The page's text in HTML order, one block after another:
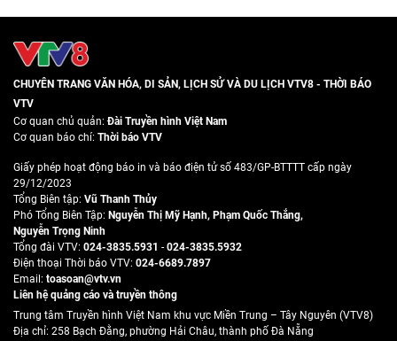
CHUYÊN TRANG VĂN HÓA, DI SẢN, LỊCH SỬ VÀ DU LỊCH VTV8 - THỜI BÁO
VTV
Cơ quan chủ quản:Đài Truyền hình Việt Nam
Cơ quan báo chí: Thời báo VTV
Giấy phép hoạt động báo in và báo điện tử số 483/GP-BTTTT cấp ngày
29/12/2023
Tổng Biên tập: Vũ Thanh Thủy
Phó Tổng Biên Tập: Nguyễn Thị Mỹ Hạnh, Phạm Quốc Thắng,
Nguyễn Trọng Ninh
Tổng đài VTV: 024-3835.5931 - 024-3835.5932
Ðiện thoại Thời báo VTV: 024-6689.7897
Email: toasoan@vtv.vn
Liên hệ quảng cáo và truyền thông
Trung tâm Truyền hình Việt Nam khu vực Miền Trung – Tây Nguyên (VTV8)
Địa chỉ: 258 Bạch Đằng, phường Hải Châu, thành phố Đà Nẵng